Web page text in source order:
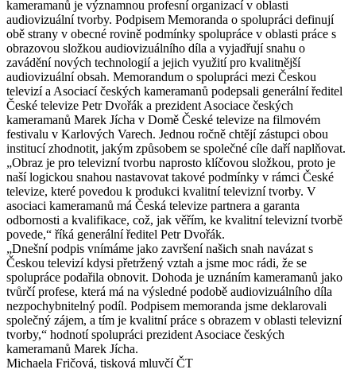
kameramanů je významnou profesní organizací v oblasti
audiovizuální tvorby. Podpisem Memoranda o spolupráci definují
obě strany v obecné rovině podmínky spolupráce v oblasti práce s
obrazovou složkou audiovizuálního díla a vyjadřují snahu o
zavádění nových technologií a jejich využití pro kvalitnější
audiovizuální obsah. Memorandum o spolupráci mezi Českou
televizí a Asociací českých kameramanů podepsali generální ředitel
České televize Petr Dvořák a prezident Asociace českých
kameramanů Marek Jícha v Domě České televize na filmovém
festivalu v Karlových Varech. Jednou ročně chtějí zástupci obou
institucí zhodnotit, jakým způsobem se společné cíle daří naplňovat.
„Obraz je pro televizní tvorbu naprosto klíčovou složkou, proto je
naší logickou snahou nastavovat takové podmínky v rámci České
televize, které povedou k produkci kvalitní televizní tvorby. V
asociaci kameramanů má Česká televize partnera a garanta
odbornosti a kvalifikace, což, jak věřím, ke kvalitní televizní tvorbě
povede,“ říká generální ředitel Petr Dvořák.
„Dnešní podpis vnímáme jako završení našich snah navázat s
Českou televizí kdysi přetržený vztah a jsme moc rádi, že se
spolupráce podařila obnovit. Dohoda je uznáním kameramanů jako
tvůrčí profese, která má na výsledné podobě audiovizuálního díla
nezpochybnitelný podíl. Podpisem memoranda jsme deklarovali
společný zájem, a tím je kvalitní práce s obrazem v oblasti televizní
tvorby,“ hodnotí spolupráci prezident Asociace českých
kameramanů Marek Jícha.
Michaela Fričová, tisková mluvčí ČT